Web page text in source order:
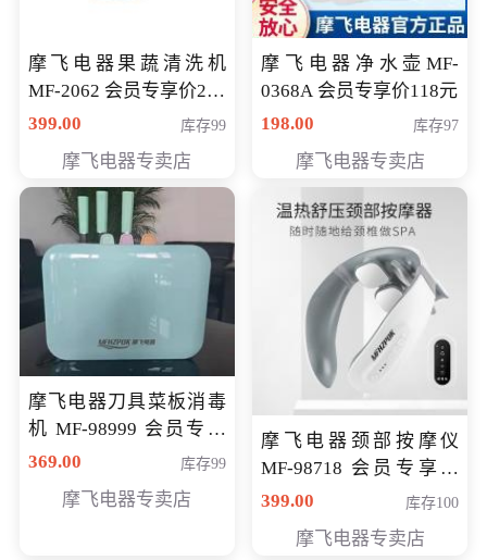
摩飞电器果蔬清洗机
MF-2062 会员专享价268
元
399.00 库存99
摩飞电器专卖店
摩飞电器净水壶MF-
0368A 会员专享价118元
198.00
库存97
摩飞电器专卖店
摩飞电器刀具菜板消毒
机 MF-98999 会员专享
价286元
369.00 库存99
摩飞电器专卖店
摩飞电器颈部按摩仪
MF-98718 会员专享价
299元
399.00 库存100
摩飞电器专卖店